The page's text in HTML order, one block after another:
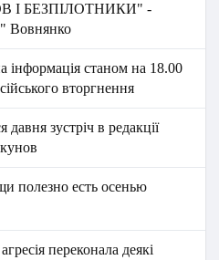
І БЕЗПІЛОТНИКИ" -
Вовнянко
інформація станом на 18.00
вторгнення
давня зустріч в редакції
полезно есть осенью
переконала деякі